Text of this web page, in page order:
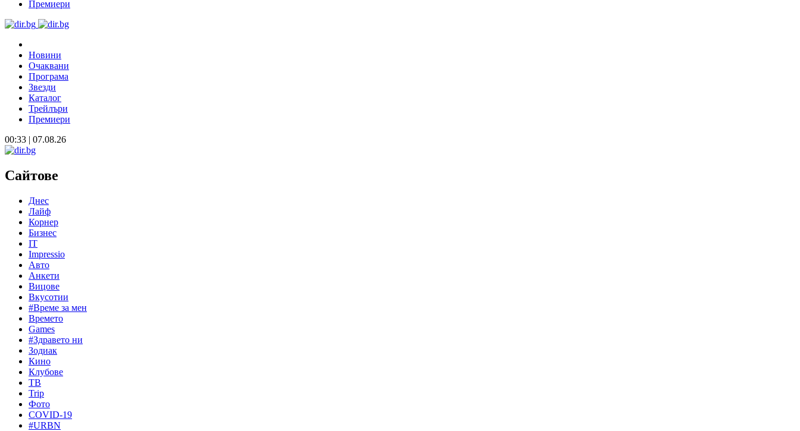
Премиери
Новини
Очаквани
Програма
Звезди
Каталог
Трейлъри
Премиери
00:33 | 07.08.26
Сайтове
Днес
Лайф
Корнер
Бизнес
IT
Impressio
Авто
Анкети
Вицове
Вкусотии
#Време за мен
Времето
Games
#Здравето ни
Зодиак
Кино
Клубове
ТВ
Trip
Фото
COVID-19
#URBN